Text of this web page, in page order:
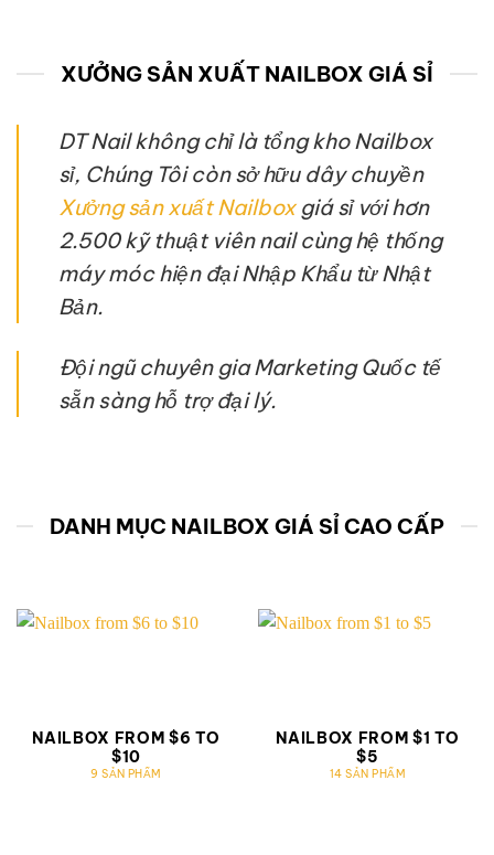
XƯỞNG SẢN XUẤT NAILBOX GIÁ SỈ
DT Nail không chỉ là tổng kho Nailbox
sỉ, Chúng Tôi còn sở hữu dây chuyền
Xưởng sản xuất Nailboxgiá sỉ với hơn
2.500 kỹ thuật viên nail cùng hệ thống
máy móc hiện đại Nhập Khẩu từ Nhật
Bản.
Đội ngũ chuyên gia Marketing Quốc tế
sẵn sàng hỗ trợ đại lý.
DANH MỤC NAILBOX GIÁ SỈ CAO CẤP
NAILBOX FROM $6 TO
$10
9 SẢN PHẨM
NAILBOX FROM $1 TO
$5
14 SẢN PHẨM